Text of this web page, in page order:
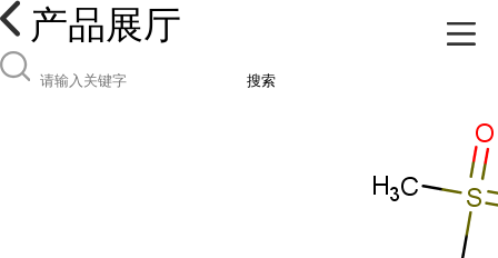
产品展厅
搜索